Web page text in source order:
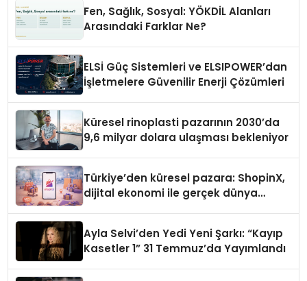
Fen, Sağlık, Sosyal: YÖKDİL Alanları
Arasındaki Farklar Ne?
ELSİ Güç Sistemleri ve ELSIPOWER’dan
İşletmelere Güvenilir Enerji Çözümleri
Küresel rinoplasti pazarının 2030’da
9,6 milyar dolara ulaşması bekleniyor
Türkiye’den küresel pazara: ShopinX,
dijital ekonomi ile gerçek dünya
Ayla Selvi’den Yedi Yeni Şarkı: “Kayıp
Kasetler 1” 31 Temmuz’da Yayımlandı